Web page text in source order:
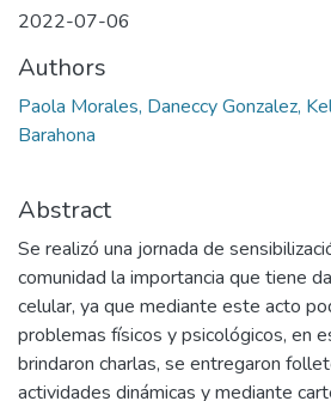
2022-07-06
Authors
Paola Morales, Daneccy Gonzalez,
Barahona
Abstract
Se realizó una jornada de
comunidad la importancia que tiene
celular, ya que mediante este acto
problemas físicos y psicológicos, en
brindaron charlas, se entregaron
actividades dinámicas y mediante